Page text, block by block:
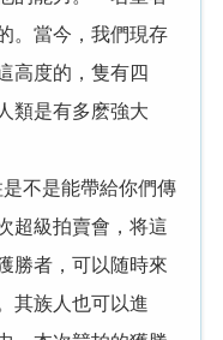
。當今，我們現存
高度的，隻有四
類是有多麽強大
不是能帶給你們傳
超級拍賣會，将這
勝者，可以随時來
其族人也可以進